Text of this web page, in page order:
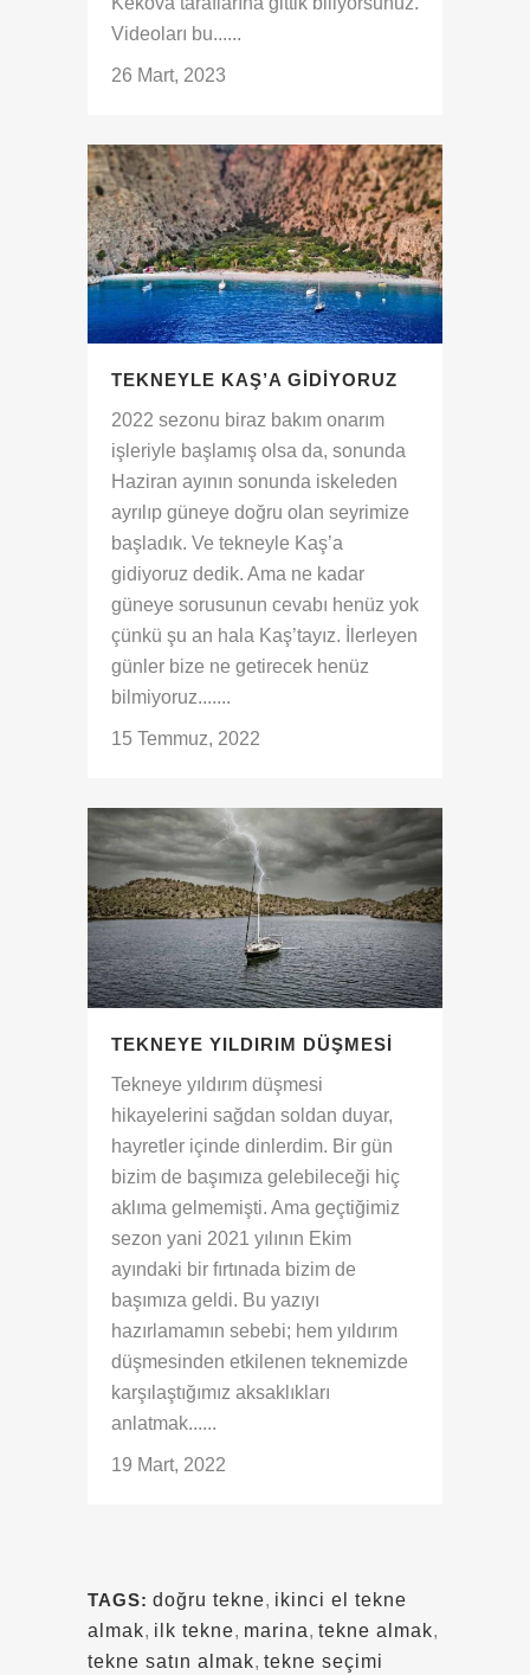
Videoları bu......
26 Mart, 2023
TEKNEYLE KAŞ’A GIDIYORUZ
2022 sezonu biraz bakım onarım
işleriyle başlamış olsa da, sonunda
Haziran ayının sonunda iskeleden
ayrılıp güneye doğru olan seyrimize
başladık. Ve tekneyle Kaş’a
gidiyoruz dedik. Ama ne kadar
güneye sorusunun cevabı henüz yok
çünkü şu an hala Kaş’tayız. İlerleyen
günler bize ne getirecek henüz
bilmiyoruz.......
15 Temmuz, 2022
TEKNEYE YILDIRIM DÜŞMESI
Tekneye yıldırım düşmesi
hikayelerini sağdan soldan duyar,
hayretler içinde dinlerdim. Bir gün
bizim de başımıza gelebileceği hiç
aklıma gelmemişti. Ama geçtiğimiz
sezon yani 2021 yılının Ekim
ayındaki bir fırtınada bizim de
başımıza geldi. Bu yazıyı
hazırlamamın sebebi; hem yıldırım
düşmesinden etkilenen teknemizde
karşılaştığımız aksaklıkları
anlatmak......
19 Mart, 2022
TAGS: doğru tekne, ikinci el tekne
almak, ilk tekne, marina, tekne almak,
tekne satın almak, tekne seçimi